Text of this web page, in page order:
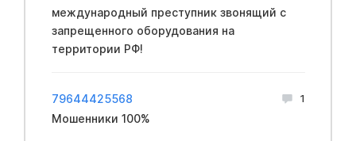
международный преступник звонящий с
запрещенного оборудования на
территории РФ!
79644425568 1
Мошенники 100%